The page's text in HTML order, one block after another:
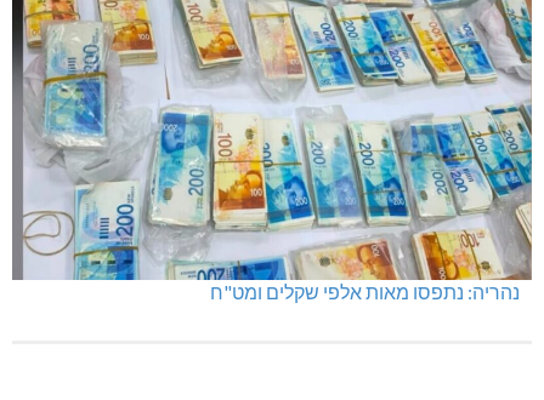
נהריה: נתפסו מאות אלפי שקלים ומט"ח